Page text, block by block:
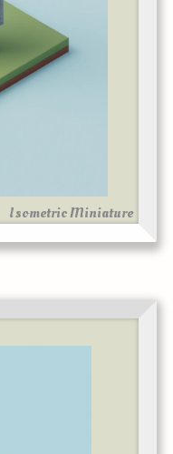
Isometric Miniature